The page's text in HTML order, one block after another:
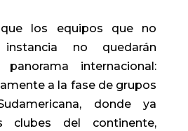
los equipos que no
no quedarán
internacional:
a la fase de grupos
donde ya
clubes del continente,